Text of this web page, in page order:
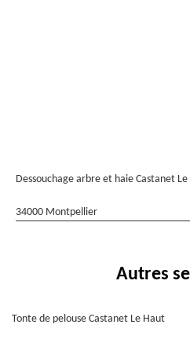
Dessouchage arbre et haie Castanet
34000 Montpellier
Autres
Tonte de pelouse Castanet Le Haut